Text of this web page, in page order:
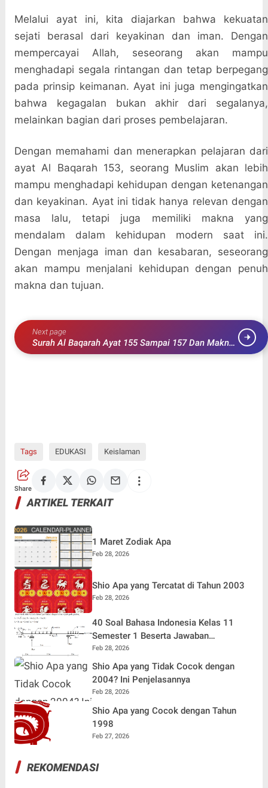
Melalui ayat ini, kita diajarkan bahwa kekuatan
sejati berasal dari keyakinan dan iman. Dengan
mempercayai Allah, seseorang akan mampu
menghadapi segala rintangan dan tetap berpegang
pada prinsip keimanan. Ayat ini juga mengingatkan
bahwa kegagalan bukan akhir dari segalanya,
melainkan bagian dari proses pembelajaran.
Dengan memahami dan menerapkan pelajaran dari
ayat Al Baqarah 153, seorang Muslim akan lebih
mampu menghadapi kehidupan dengan ketenangan
dan keyakinan. Ayat ini tidak hanya relevan dengan
masa lalu, tetapi juga memiliki makna yang
mendalam dalam kehidupan modern saat ini.
Dengan menjaga iman dan kesabaran, seseorang
akan mampu menjalani kehidupan dengan penuh
makna dan tujuan.
Next page
Surah Al Baqarah Ayat 155 Sampai 157 Dan Makna
Yang Terkandung Di Dalamnya
Tags EDUKASI Keislaman
Share
ARTIKEL TERKAIT
1 Maret Zodiak Apa
Feb 28, 2026
Shio Apa yang Tercatat di Tahun 2003
Feb 28, 2026
40 Soal Bahasa Indonesia Kelas 11
Semester 1 Beserta Jawaban
Terlengkap
Feb 28, 2026
Shio Apa yang Tidak Cocok dengan
2004? Ini Penjelasannya
Feb 28, 2026
Shio Apa yang Cocok dengan Tahun
1998
Feb 27, 2026
REKOMENDASI